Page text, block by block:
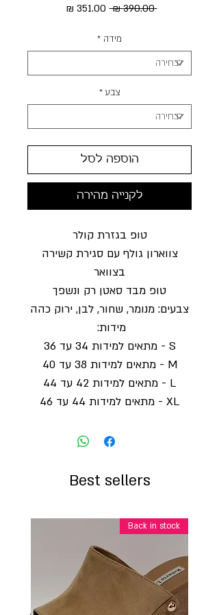
‏390.00 ‏₪ מחיר רגיל
מידה *
צבע *
הוספה לסל
לקנייה מהירה
טופ בגזרת קולר
צווארון גולף עם סגירת קשירה
בצוואר
טופ מבד סאטן רק ונשפך
צבעים: מנומר, שחור, לבן, ירוק כהה
מידות:
S - מתאים למידות 34 עד 36
M - מתאים למידות 38 עד 40
L - מתאים למידות 42 עד 44
XL - מתאים למידות 44 עד 46
Best sellers
Back in stock